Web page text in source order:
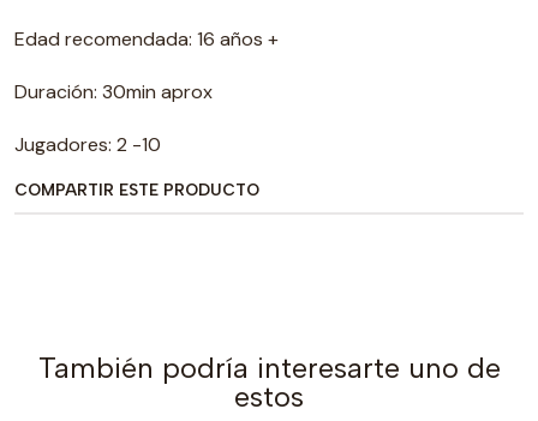
Edad recomendada: 16 años +
Duración: 30min aprox
Jugadores: 2 -10
COMPARTIR ESTE PRODUCTO
También podría interesarte uno de
estos